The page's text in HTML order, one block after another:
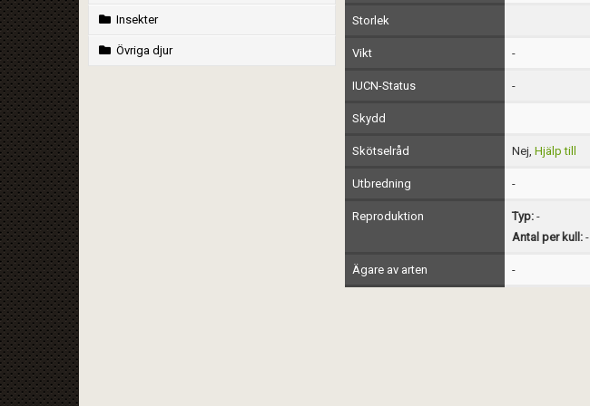
Insekter
Övriga djur
Storlek
Vikt -
IUCN-Status -
Skydd
Skötselråd Nej, Hjälp till
Utbredning -
Reproduktion Typ:-
Antal per kull:-
Ägare av arten -